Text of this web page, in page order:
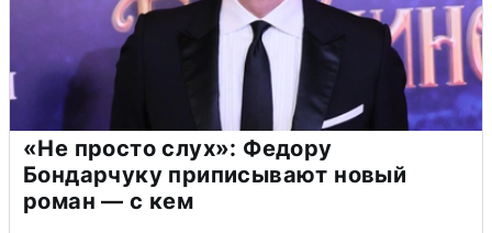
«Не просто слух»: Федору
Бондарчуку приписывают новый
роман — с кем